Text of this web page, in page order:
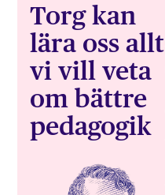
Torg kan
lära oss allt
vi vill veta
om bättre
pedagogik